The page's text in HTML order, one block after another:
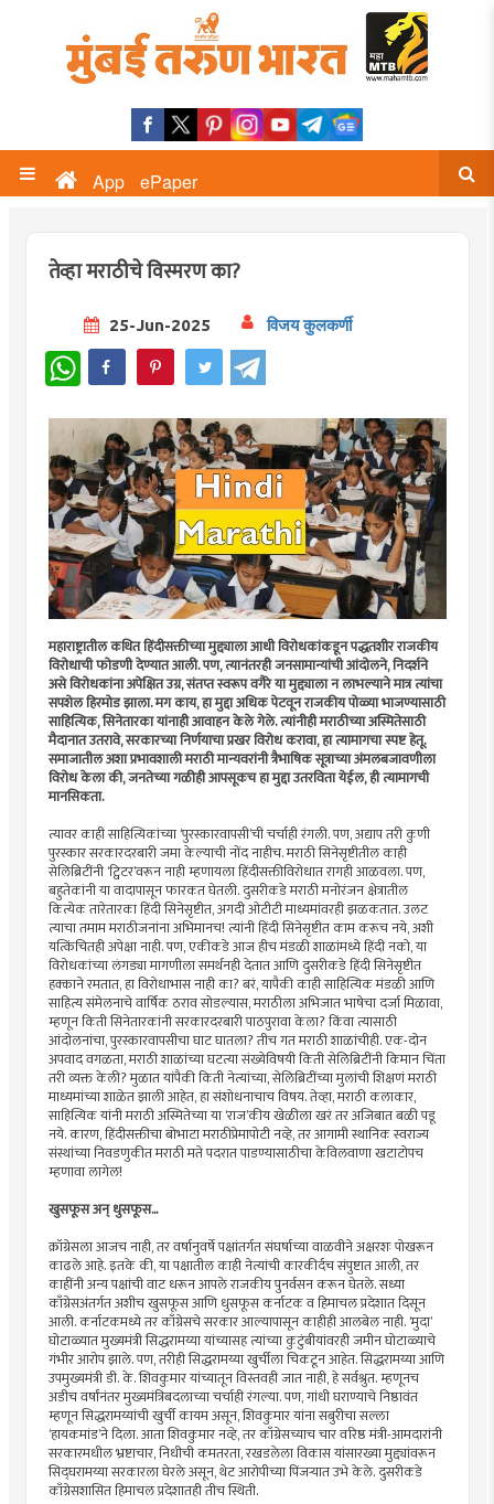
App ePaper
तेव्हा मराठीचे विस्मरण का?
25-Jun-2025 विजय कुलकर्णी
WhatsApp
महाराष्ट्रातील कथित हिंदीसक्तीच्या मुद्द्याला आधी विरोधकांकडून पद्धतशीर राजकीय
विरोधाची फोडणी देण्यात आली. पण, त्यानंतरही जनसामान्यांची आंदोलने, निदर्शने
असे विरोधकांना अपेक्षित उग्र, संतप्त स्वरूप वगैरे या मुद्द्याला न लाभल्याने मात्र त्यांचा
सपशेल हिरमोड झाला. मग काय, हा मुद्दा अधिक पेटवून राजकीय पोळ्या भाजण्यासाठी
साहित्यिक, सिनेतारका यांनाही आवाहन केले गेले. त्यांनीही मराठीच्या अस्मितेसाठी
मैदानात उतरावे, सरकारच्या निर्णयाचा प्रखर विरोध करावा, हा त्यामागचा स्पष्ट हेतू.
समाजातील अशा प्रभावशाली मराठी मान्यवरांनी त्रैभाषिक सूत्राच्या अंमलबजावणीला
विरोध केला की, जनतेच्या गळीही आपसूकच हा मुद्दा उतरविता येईल, ही त्यामागची
मानसिकता.
त्यावर काही साहित्यिकांच्या ‘पुरस्कारवापसी’ची चर्चाही रंगली. पण, अद्याप तरी कुणी
पुरस्कार सरकारदरबारी जमा केल्याची नोंद नाहीच. मराठी सिनेसृष्टीतील काही
सेलिब्रिटींनी ‘ट्विटर’वरून नाही म्हणायला हिंदीसक्तीविरोधात रागही आळवला. पण,
बहुतेकांनी या वादापासून फारकत घेतली. दुसरीकडे मराठी मनोरंजन क्षेत्रातील
कित्येक तारेतारका हिंदी सिनेसृष्टीत, अगदी ओटीटी माध्यमांवरही झळकतात. उलट
त्याचा तमाम मराठीजनांना अभिमानच! त्यांनी हिंदी सिनेसृष्टीत काम करूच नये, अशी
यत्किंचितही अपेक्षा नाही. पण, एकीकडे आज हीच मंडळी शाळांमध्ये हिंदी नको, या
विरोधकांच्या लंगड्या मागणीला समर्थनही देतात आणि दुसरीकडे हिंदी सिनेसृष्टीत
हक्काने रमतात, हा विरोधाभास नाही का? बरं, यापैकी काही साहित्यिक मंडळी आणि
साहित्य संमेलनाचे वार्षिक ठराव सोडल्यास, मराठीला अभिजात भाषेचा दर्जा मिळावा,
म्हणून किती सिनेतारकांनी सरकारदरबारी पाठपुरावा केला? किंवा त्यासाठी
आंदोलनांचा, पुरस्कारवापसीचा घाट घातला? तीच गत मराठी शाळांचीही. एक-दोन
अपवाद वगळता, मराठी शाळांच्या घटत्या संख्येविषयी किती सेलिब्रिटींनी किमान चिंता
तरी व्यक्त केली? मुळात यांपैकी किती नेत्यांच्या, सेलिब्रिटींच्या मुलांची शिक्षणं मराठी
माध्यमांच्या शाळेत झाली आहेत, हा संशोधनाचाच विषय. तेव्हा, मराठी कलाकार,
साहित्यिक यांनी मराठी अस्मितेच्या या ‘राज’कीय खेळीला खरं तर अजिबात बळी पडू
नये. कारण, हिंदीसक्तीचा बोभाटा मराठीप्रेमापोटी नव्हे, तर आगामी स्थानिक स्वराज्य
संस्थांच्या निवडणुकीत मराठी मते पदरात पाडण्यासाठीचा केविलवाणा खटाटोपच
म्हणावा लागेल!
खुसफूस अन् धुसफूस...
क्रॉग्रेसला आजच नाही, तर वर्षानुवर्षे पक्षांतर्गत संघर्षाच्या वाळवीने अक्षरशः पोखरून
काढले आहे. इतके की, या पक्षातील काही नेत्यांची कारकीर्दच संपुष्टात आली, तर
काहींनी अन्य पक्षांची वाट धरून आपले राजकीय पुनर्वसन करून घेतले. सध्या
काँग्रेसअंतर्गत अशीच खुसफूस आणि धुसफूस कर्नाटक व हिमाचल प्रदेशात दिसून
आली. कर्नाटकमध्ये तर काँग्रेसचे सरकार आल्यापासून काहीही आलबेल नाही. ‘मुदा’
घोटाळ्यात मुख्यमंत्री सिद्धरामय्या यांच्यासह त्यांच्या कुटुंबीयांवरही जमीन घोटाळ्याचे
गंभीर आरोप झाले. पण, तरीही सिद्धरामय्या खुर्चीला चिकटून आहेत. सिद्धरामय्या आणि
उपमुख्यमंत्री डी. के. शिवकुमार यांच्यातून विस्तवही जात नाही, हे सर्वश्रुत. म्हणूनच
अडीच वर्षांनंतर मुख्यमंत्रिबदलाच्या चर्चाही रंगल्या. पण, गांधी घराण्याचे निष्ठावंत
म्हणून सिद्धरामय्यांची खुर्ची कायम असून, शिवकुमार यांना सबुरीचा सल्ला
‘हायकमांड’ने दिला. आता शिवकुमार नव्हे, तर काँग्रेसच्याच चार वरिष्ठ मंत्री-आमदारांनी
सरकारमधील भ्रष्टाचार, निधीची कमतरता, रखडलेला विकास यांसारख्या मुद्द्यांवरून
सिद्घरामय्या सरकारला घेरले असून, थेट आरोपीच्या पिंजर्‍यात उभे केले. दुसरीकडे
काँग्रेसशासित हिमाचल प्रदेशातही तीच स्थिती.